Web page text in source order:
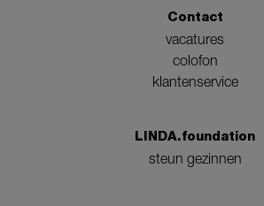
Contact
vacatures
colofon
klantenservice
LINDA.foundation
steun gezinnen